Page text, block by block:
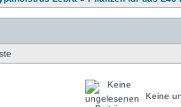
Keine